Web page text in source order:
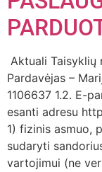
Aktuali Taisyklių
Pardavėjas –
1106637 1.2. E-
esanti adresu
1) fizinis asmuo,
sudaryti
vartojimui (ne